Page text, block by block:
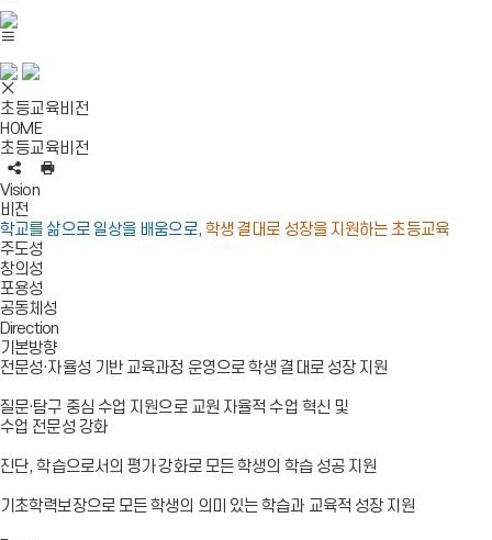
초등교육비전
HOME
초등교육비전
재
페
이
지
U
R
L
복
사
인
Vision
비전
학교를 삶으로 일상을 배움으로, 학생 결대로 성장을 지원하는 초등교육
주도성
창의성
포용성
공동체성
Direction
기본방향
전문성·자율성 기반 교육과정 운영으로 학생 결대로 성장 지원
질문·탐구 중심 수업 지원으로 교원 자율적 수업 혁신 및
수업 전문성강화
진단, 학습으로서의 평가강화로 모든 학생의 학습 성공 지원
기초학력보장으로 모든 학생의 의미 있는 학습과 교육적 성장 지원